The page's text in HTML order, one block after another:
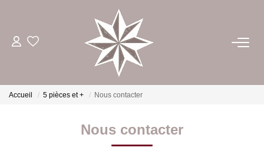
ACHETER
ESTIMER
LOUER
Accueil 5 pièces et + Nous contacter
Nous contacter